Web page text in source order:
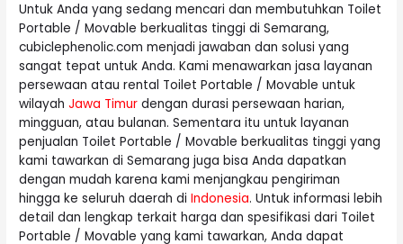
Untuk Anda yang sedang mencari dan membutuhkan Toilet
Portable / Movable berkualitas tinggi di Semarang,
cubiclephenolic.com menjadi jawaban dan solusi yang
sangat tepat untuk Anda. Kami menawarkan jasa layanan
persewaan atau rental Toilet Portable / Movable untuk
wilayahJawa Timur dengan durasi persewaan harian,
mingguan, atau bulanan. Sementara itu untuk layanan
penjualan Toilet Portable / Movable berkualitas tinggi yang
kami tawarkan di Semarang juga bisa Anda dapatkan
dengan mudah karena kami menjangkau pengiriman
hingga ke seluruh daerah diIndonesia. Untuk informasi lebih
detail dan lengkap terkait harga dan spesifikasi dari Toilet
Portable / Movable yang kami tawarkan, Anda dapat